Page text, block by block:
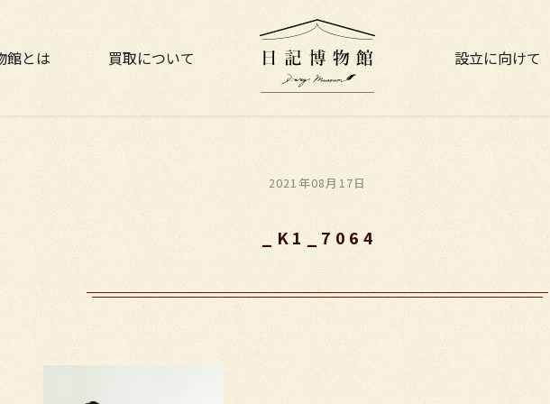
館とは 買取について 設立に向けて
2021年08月17日
_K1_7064